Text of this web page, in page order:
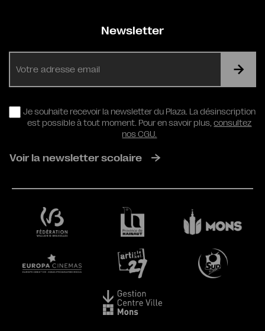
Newsletter
RGPD
Je souhaite recevoir la newsletter du Plaza. La désinscription
est possible à tout moment. Pour en savoir plus,consultez
nos CGU.
Voir la newsletter scolaire